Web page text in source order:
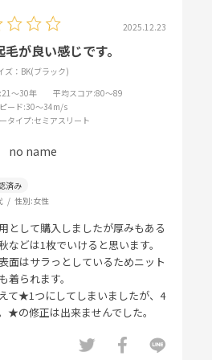
2025.12.23
が良い感じです。
ズ：BK(ブラック)
:21～30年 平均スコア:80～89
ード:30～34m/s
タイプ:セミアスリート
no name
性別:女性
として購入しましたが厚みもある
などは1枚でいけると思います。
面はサラっとしているためニット
着られます。
て★1つにしてしまいましたが、4
★の修正は出来ませんでした。